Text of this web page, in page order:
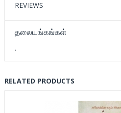
REVIEWS
தலையங்கங்கள்
.
RELATED PRODUCTS